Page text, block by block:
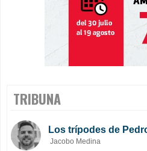
TRIBUNA
Los trípodes de
Jacobo Medina